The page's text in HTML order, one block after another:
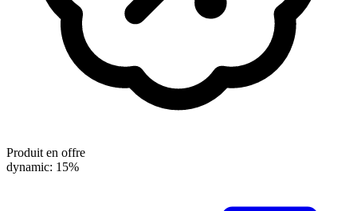
Produit en offre
dynamic: 15%